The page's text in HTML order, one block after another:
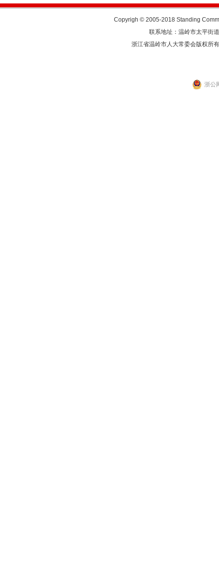
Copyrigh © 2005-2018 Standing
联系地址：温岭市太平
浙江省温岭市人大常委会版权所
浙公